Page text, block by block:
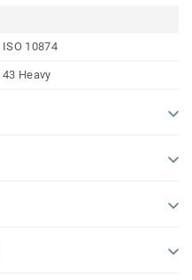
ISO 10874
43 Heavy